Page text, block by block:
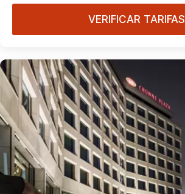
VERIFICAR TARIFAS